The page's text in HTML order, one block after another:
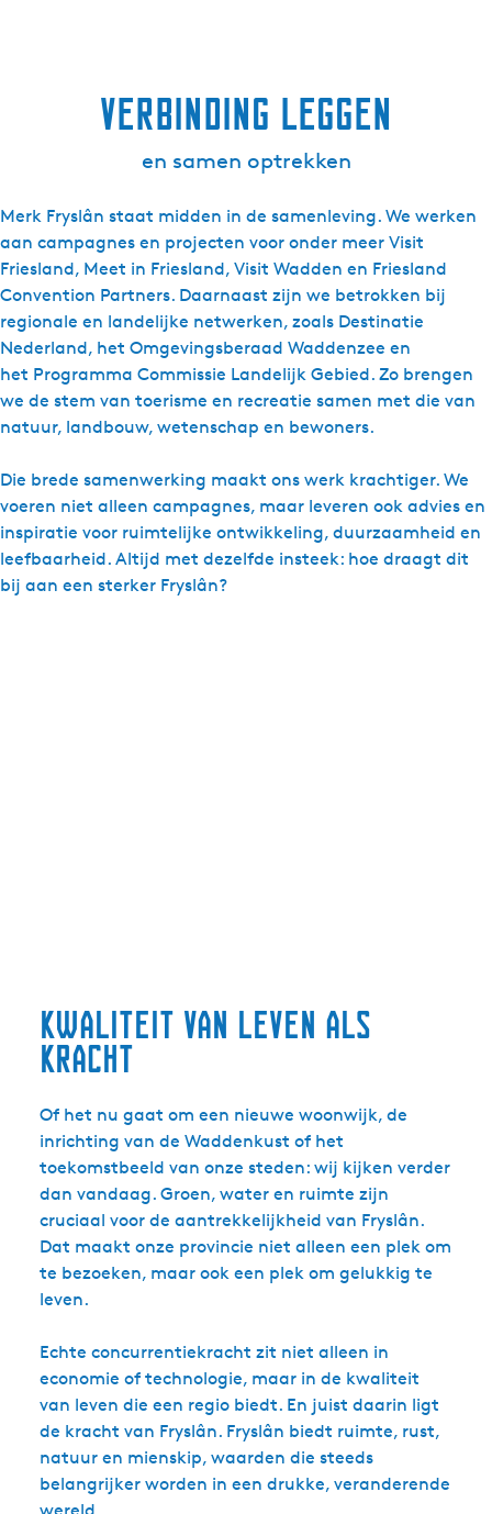
Verbinding leggen
en samen optrekken
Merk Fryslân staat midden in de samenleving. We werken
aan campagnes en projecten voor onder meer Visit
Friesland, Meet in Friesland, Visit Wadden en Friesland
Convention Partners. Daarnaast zijn we betrokken bij
regionale en landelijke netwerken, zoals Destinatie
Nederland, het Omgevingsberaad Waddenzee en
het Programma Commissie Landelijk Gebied. Zo brengen
we de stem van toerisme en recreatie samen met die van
natuur, landbouw, wetenschap en bewoners.
Die brede samenwerking maakt ons werk krachtiger. We
voeren niet alleen campagnes, maar leveren ook advies en
inspiratie voor ruimtelijke ontwikkeling, duurzaamheid en
leefbaarheid. Altijd met dezelfde insteek: hoe draagt dit
bij aan een sterker Fryslân?
Kwaliteit van leven als
kracht
Of het nu gaat om een nieuwe woonwijk, de
inrichting van de Waddenkust of het
toekomstbeeld van onze steden: wij kijken verder
dan vandaag. Groen, water en ruimte zijn
cruciaal voor de aantrekkelijkheid van Fryslân.
Dat maakt onze provincie niet alleen een plek om
te bezoeken, maar ook een plek om gelukkig te
leven.
Echte concurrentiekracht zit niet alleen in
economie of technologie, maar in de kwaliteit
van leven die een regio biedt. En juist daarin ligt
de kracht van Fryslân. Fryslân biedt ruimte, rust,
natuur en mienskip, waarden die steeds
belangrijker worden in een drukke, veranderende